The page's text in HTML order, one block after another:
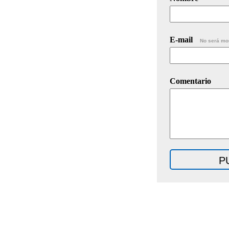
E-mail No será
Comentario